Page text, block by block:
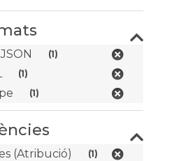
(1)
(1)
(1)
(Atribució) (1)